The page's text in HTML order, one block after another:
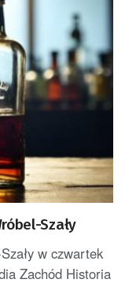
Szały
w czwartek
Zachód Historia